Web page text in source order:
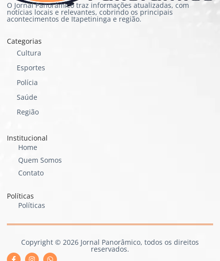
O Jornal Panorâmico traz informações atualizadas, com
notícias locais e relevantes, cobrindo os principais
acontecimentos de Itapetininga e região.
Categorias
Cultura
Esportes
Polícia
Saúde
Região
Institucional
Home
Quem Somos
Contato
Políticas
Políticas
Copyright © 2026 Jornal Panorâmico, todos os direitos
reservados.